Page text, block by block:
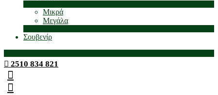
Μικρά
Μεγάλα
Σουβενίρ
2510 834 821